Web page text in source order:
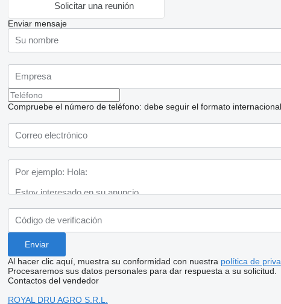
Solicitar una reunión
Enviar mensaje
Compruebe el número de teléfono: debe seguir el formato
Al hacer clic aquí, muestra su conformidad con nuestra política de
Procesaremos sus datos personales para dar respuesta a su solicitud.
Contactos del vendedor
ROYAL DRU AGRO S.R.L.